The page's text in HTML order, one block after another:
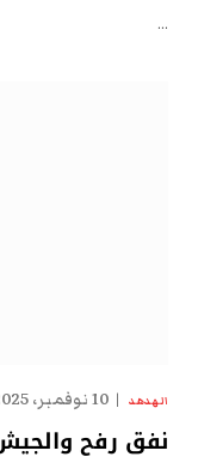
…
الهدهد 10 نوفمبر، 2025
نفق رفح